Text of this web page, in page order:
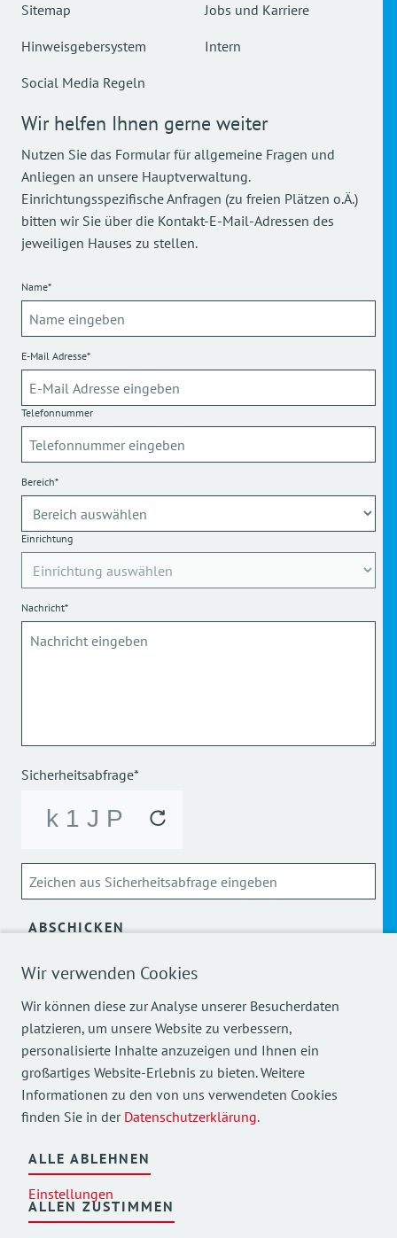
Wir verwenden Cookies
Wir können diese zur Analyse unserer Besucherdaten
platzieren, um unsere Website zu verbessern,
personalisierte Inhalte anzuzeigen und Ihnen ein
großartiges Website-Erlebnis zu bieten. Weitere
Informationen zu den von uns verwendeten Cookies
finden Sie in der Datenschutzerklärung.
ALLE ABLEHNEN
Einstellungen
ALLEN ZUSTIMMEN
Sitemap
Hinweisgebersystem
Social Media Regeln
Jobs und Karriere
Intern
Wir helfen Ihnen gerne weiter
Nutzen Sie das Formular für allgemeine Fragen und
Anliegen an unsere Hauptverwaltung.
Einrichtungsspezifische Anfragen (zu freien Plätzen o.Ä.)
bitten wir Sie über die Kontakt-E-Mail-Adressen des
jeweiligen Hauses zu stellen.
Name*
E-Mail Adresse*
Telefonnummer
Bereich*
Einrichtung
Nachricht*
Sicherheitsabfrage*
ABSCHICKEN
Über die Verarbeitung meiner personenbezogenen Daten
Mehr Einblicke in unsere Arbeit finden Sie auch auf
unseren Social Media Kanälen.